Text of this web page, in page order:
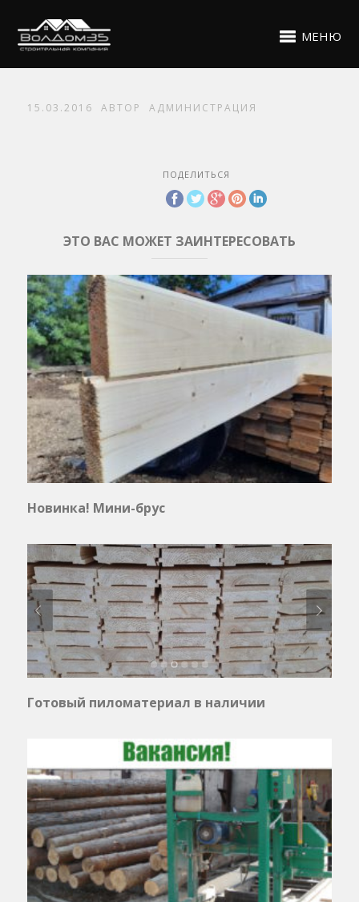
МЕНЮ
15.03.2016 АВТОР АДМИНИСТРАЦИЯ
ПОДЕЛИТЬСЯ
ЭТО ВАС МОЖЕТ ЗАИНТЕРЕСОВАТЬ
Новинка! Мини-брус
Готовый пиломатериал в наличии